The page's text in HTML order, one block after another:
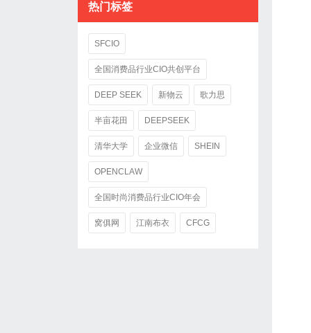
热门标签
SFCIO
全国消费品行业CIO共创平台
DEEP SEEK 新物云 歌力思
半亩花田 DEEPSEEK
清华大学 企业微信 SHEIN
OPENCLAW
全国时尚消费品行业CIO年会
窝俱网 江南布衣 CFCG